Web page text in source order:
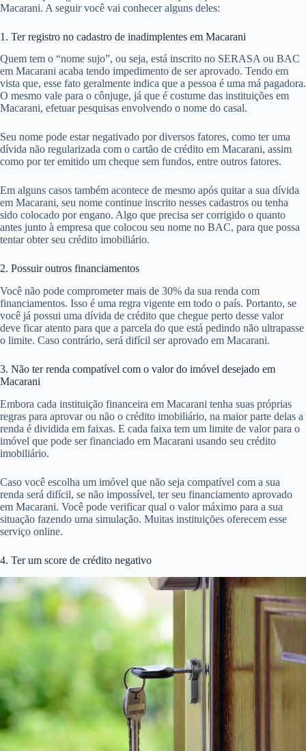
Macarani. A seguir você vai conhecer alguns deles:
1. Ter registro no cadastro de inadimplentes em Macarani
Quem tem o “nome sujo”, ou seja, está inscrito no SERASA ou BAC
em Macarani acaba tendo impedimento de ser aprovado. Tendo em
vista que, esse fato geralmente indica que a pessoa é uma má pagadora.
O mesmo vale para o cônjuge, já que é costume das instituições em
Macarani, efetuar pesquisas envolvendo o nome do casal.
Seu nome pode estar negativado por diversos fatores, como ter uma
dívida não regularizada com o cartão de crédito em Macarani, assim
como por ter emitido um cheque sem fundos, entre outros fatores.
Em alguns casos também acontece de mesmo após quitar a sua dívida
em Macarani, seu nome continue inscrito nesses cadastros ou tenha
sido colocado por engano. Algo que precisa ser corrigido o quanto
antes junto à empresa que colocou seu nome no BAC, para que possa
tentar obter seu crédito imobiliário.
2. Possuir outros financiamentos
Você não pode comprometer mais de 30% da sua renda com
financiamentos. Isso é uma regra vigente em todo o país. Portanto, se
você já possui uma dívida de crédito que chegue perto desse valor
deve ficar atento para que a parcela do que está pedindo não ultrapasse
o limite. Caso contrário, será difícil ser aprovado em Macarani.
3. Não ter renda compatível com o valor do imóvel desejado em
Macarani
Embora cada instituição financeira em Macarani tenha suas próprias
regras para aprovar ou não o crédito imobiliário, na maior parte delas a
renda é dividida em faixas. E cada faixa tem um limite de valor para o
imóvel que pode ser financiado em Macarani usando seu crédito
imobiliário.
Caso você escolha um imóvel que não seja compatível com a sua
renda será difícil, se não impossível, ter seu financiamento aprovado
em Macarani. Você pode verificar qual o valor máximo para a sua
situação fazendo uma simulação. Muitas instituições oferecem esse
serviço online.
4. Ter um score de crédito negativo